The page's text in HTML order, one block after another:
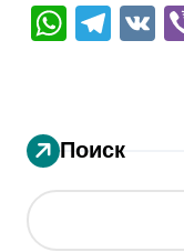
Поиск